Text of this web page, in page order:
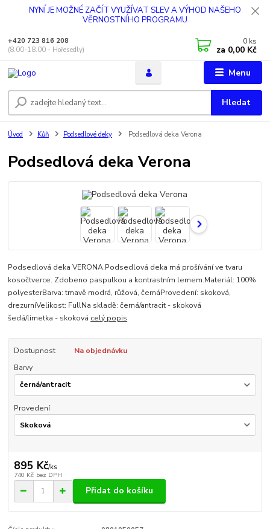
NYNÍ JE MOŽNÉ ZAČÍT VYUŽÍVAT SLEV A VÝHOD NAŠEHO
VĚRNOSTNÍHO PROGRAMU
Menu
Hledat
+420 723 816 208
(8.00-18.00 - Hořesedly)
0 ks
za 0,00 Kč
Úvod Kůň Podsedlové deky Podsedlová deka Verona
Podsedlová deka Verona
Podsedlová deka VERONA.Podsedlová deka má prošívání ve tvaru
kosočtverce. Zdobeno paspulkou a kontrastním lemem.Materiál: 100%
polyesterBarva: tmavě modrá, růžová, černáProvedení: skoková,
drezurníVelikost: FullNa skladě: černá/antracit - skoková
šedá/limetka - skoková celý popis
Dostupnost
Na objednávku
Barvy
Provedení
895 Kč/ks
740 Kč bez DPH
Přidat do košíku